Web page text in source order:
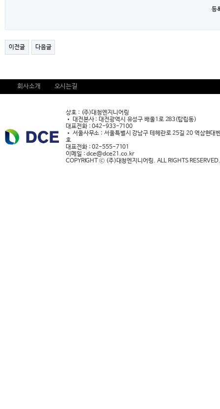
등
이전글 다음글
회사소개 오시는길
상호 : (주)대청엔지니어링
• 대전본사 : 대전광역시 유성구 배울1로 283(탑립동)
대표전화 : 042-933-7100
• 서울사무소 : 서울특별시 강남구 테헤란로 25길 20 역삼현대
호
대표전화 : 02-555-7101
이메일 : dce@dce21.co.kr
COPYRIGHT ⓒ (주)대청엔지니어링. ALL RIGHTS RESERVED.